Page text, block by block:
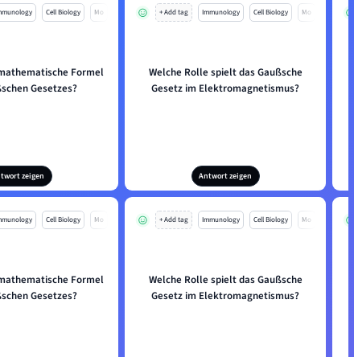
Cell Biology Mo
Formel
Gesetzes?
zeigen
+ Add tag Immunology Cell Biology Mo
Welche Rolle spielt das Gaußsche
Gesetz im Elektromagnetismus?
Antwort zeigen
Cell Biology Mo
Formel
Gesetzes?
+ Add tag Immunology Cell Biology Mo
Welche Rolle spielt das Gaußsche
Gesetz im Elektromagnetismus?